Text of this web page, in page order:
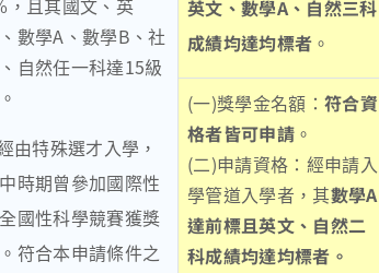
，且其國文、英
數學A、數學B、社
自然任一科達15級
由特殊選才入學，
時期曾參加國際性
國性科學競賽獲獎
符合本申請條件之
英文、數學A、自然三科
成績均達均標者 。
(一)獎學金名額： 符合資
格者皆可申請。
(二)申請資格：經申請入
學管道入學者，其數學A
達前標且英文、自然二
科成績均達均標者。